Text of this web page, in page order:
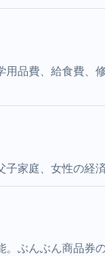
品費、給食費
家庭、女性の経
ぶんぶん商品券